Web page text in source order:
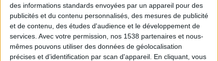
des informations standards envoyées par un appareil pour des
publicités et du contenu personnalisés, des mesures de publicité
et de contenu, des études d'audience et le développement de
services. Avec votre permission, nos 1538 partenaires et nous-
mêmes pouvons utiliser des données de géolocalisation
précises et d’identification par scan d'appareil. En cliquant, vous
automatiques ou rails guirlandes.
Des postes de lavage équipés de passerelles.
Des aires de lavage spécifiques répondants au
programme SCORPION.
Des filières de recyclage traitant 80% des eaux